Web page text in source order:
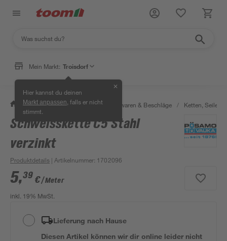
Mein Markt: Troisdorf
Hier kannst du deinen
Markt anpassen , falls er nicht
stimmt.
✕
/ Werkstatt & Maschinen / Eisenwaren & Beschläge / Ketten, Seile &
Schweisskette C5 Stahl
verzinkt
Produktdetails | Artikelnummer: 1702096
5,39 €/ Meter
inkl. 19% MwSt.
Lieferung nach Hause
Diesen Artikel können wir dir online leider nicht